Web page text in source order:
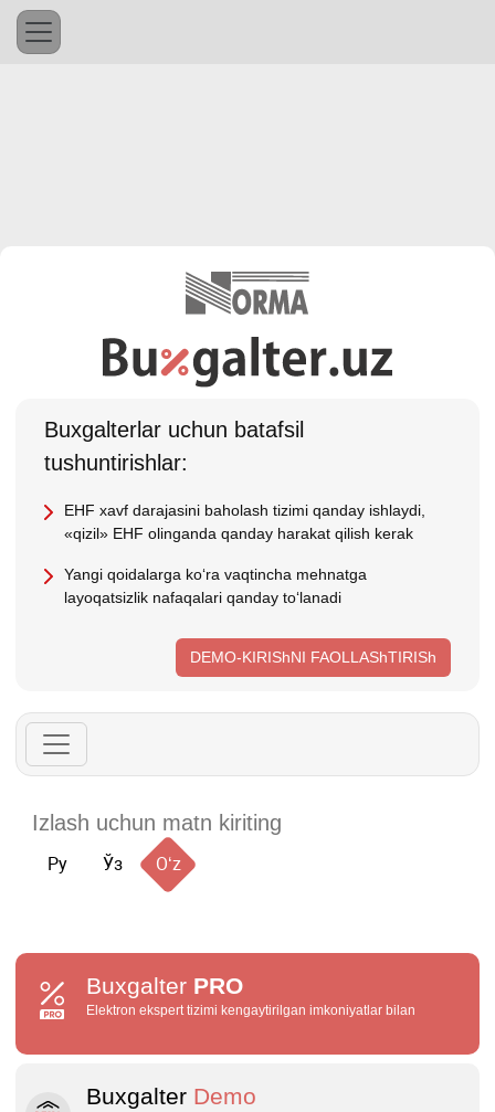
Buхgalterlar uchun batafsil
tushuntirishlar:
EHF хavf darajasini baholash tizimi qanday ishlaydi,
«qizil» EHF olinganda qanday harakat qilish kerak
Yangi qoidalarga koʻra vaqtincha mehnatga
layoqatsizlik nafaqalari qanday toʻlanadi
DEMO-KIRIShNI FAOLLAShTIRISh
Ру Ўз Oʻz
Buxgalter PRO
Elektron ekspert tizimi kengaytirilgan imkoniyatlar bilan
Buxgalter Demo